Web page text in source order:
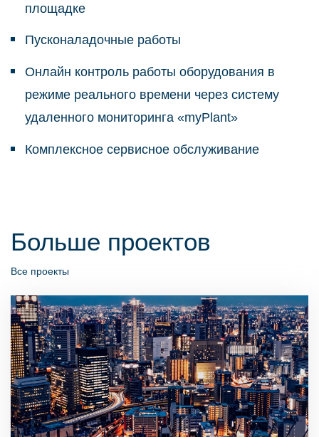
площадке
Пусконаладочные работы
Онлайн контроль работы оборудования в
режиме реального времени через систему
удаленного мониторинга «myPlant»
Комплексное сервисное обслуживание
Больше проектов
Все проекты